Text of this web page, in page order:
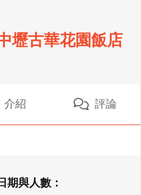
壢古華花園飯店
介紹 評論
期與人數：